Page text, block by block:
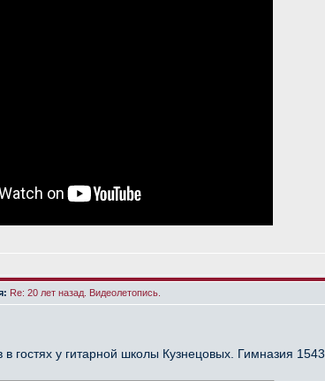
Re: 20 лет назад. Видеолетопись.
гостях у гитарной школы Кузнецовых. Гимназия 1543.